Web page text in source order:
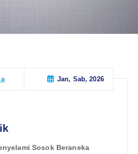
Jan, Sab, 2026
Sosok Beraneka